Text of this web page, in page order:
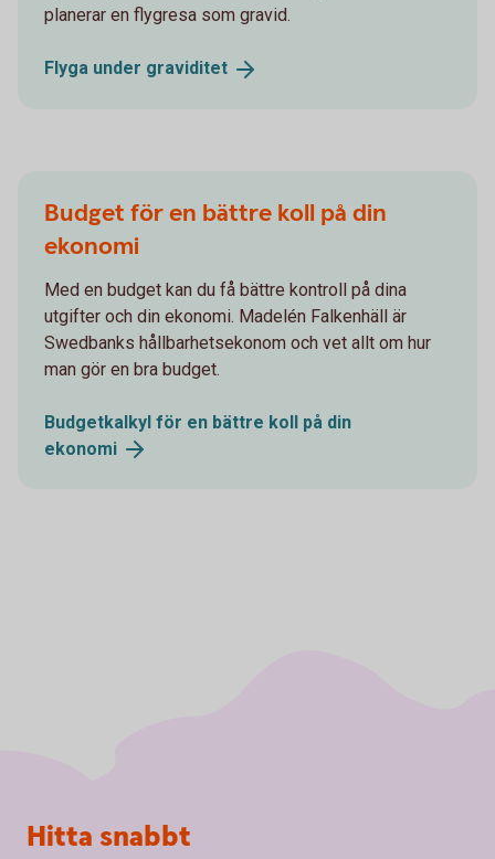
planerar en flygresa som gravid.
Flyga under graviditet
Budget för en bättre koll på din
ekonomi
Med en budget kan du få bättre kontroll på dina
utgifter och din ekonomi. Madelén Falkenhäll är
Swedbanks hållbarhetsekonom och vet allt om hur
man gör en bra budget.
Budgetkalkyl för en bättre koll på din
ekonomi
Sidfot
Hitta snabbt